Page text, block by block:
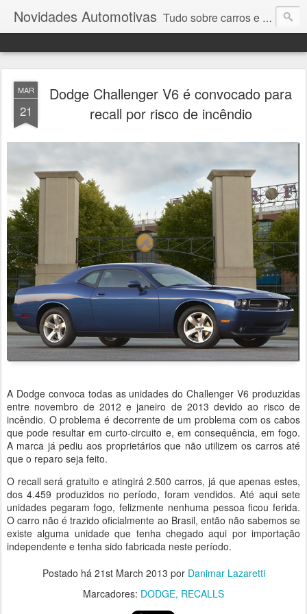
Novidades Automotivas Tudo sobre carros e motores
MAR
21
Dodge Challenger V6 é convocado para
recall por risco de incêndio
A Dodge convoca todas as unidades do Challenger V6 produzidas
entre novembro de 2012 e janeiro de 2013 devido ao risco de
incêndio. O problema é decorrente de um problema com os cabos
que pode resultar em curto-circuito e, em consequência, em fogo.
A marca já pediu aos proprietários que não utilizem os carros até
que o reparo seja feito.
O recall será gratuito e atingirá 2.500 carros, já que apenas estes,
dos 4.459 produzidos no período, foram vendidos. Até aqui sete
unidades pegaram fogo, felizmente nenhuma pessoa ficou ferida.
O carro não é trazido oficialmente ao Brasil, então não sabemos se
existe alguma unidade que tenha chegado aqui por importação
independente e tenha sido fabricada neste período.
Postado há 21st March 2013 por Danimar Lazaretti
Marcadores: DODGE RECALLS